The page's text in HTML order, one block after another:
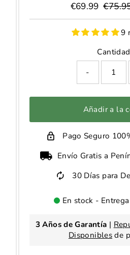
Precio
de
venta
€69.99 Precio
9
Cantidad
-
Añadir a la
Pago Seguro
Envío Gratis a
30 Días para
En stock -
3 Años de Garantía |
Disponibles de